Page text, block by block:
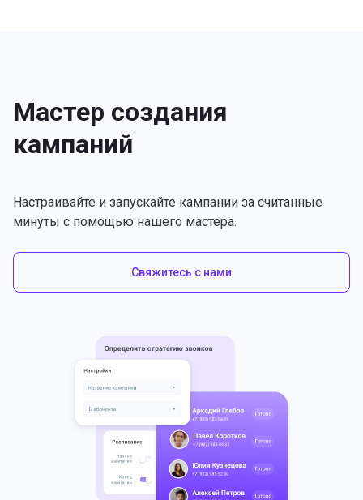
Мастер создания
кампаний
Настраивайте и запускайте кампании за считанные
минуты с помощью нашего мастера.
Свяжитесь с нами